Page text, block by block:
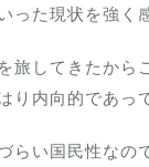
った現状を強く
旅してきたから
り内向的であっ
らい国民性なの